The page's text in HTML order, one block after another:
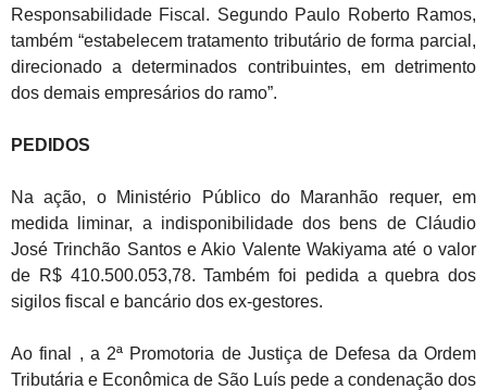
Responsabilidade Fiscal. Segundo Paulo Roberto Ramos,
também “estabelecem tratamento tributário de forma parcial,
direcionado a determinados contribuintes, em detrimento
dos demais empresários do ramo”.
PEDIDOS
Na ação, o Ministério Público do Maranhão requer, em
medida liminar, a indisponibilidade dos bens de Cláudio
José Trinchão Santos e Akio Valente Wakiyama até o valor
de R$ 410.500.053,78. Também foi pedida a quebra dos
sigilos fiscal e bancário dos ex-gestores.
Ao final , a 2ª Promotoria de Justiça de Defesa da Ordem
Tributária e Econômica de São Luís pede a condenação dos